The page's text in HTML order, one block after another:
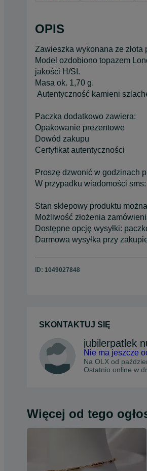
OPIS
Zawieszka wykonana ze złota
Model ozdobiono topazem
jakości H/SI.
Masa ok. 1,70 g.
Autentyczność kamieni
Paczka dodatkowo zawiera:
Opakowanie prezentowe
Dowód zakupu
Certyfikat autentyczności
Proszę dzwonić w godzinach
W przypadku wiadomości
Stan sklepowy produktu
Możliwość złożenia
Dostępne opcję wysyłki:
Darmowa wysyłka przy
ID: 1049027848
SKONTAKTUJ SIĘ
Nie ma jeszcze
Na OLX od
Ostatnio online w
Więcej od tego